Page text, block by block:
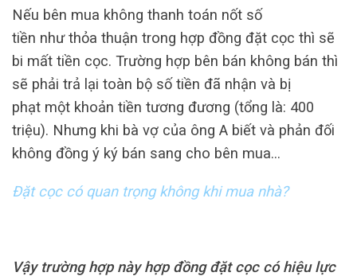
Nếu bên mua không thanh toán nốt số
tiền như thỏa thuận trong hợp đồng đặt cọc thì sẽ
bi mất tiền cọc. Trường hợp bên bán không bán thì
sẽ phải trả lại toàn bộ số tiền đã nhận và bị
phạt một khoản tiền tương đương (tổng là: 400
triệu). Nhưng khi bà vợ của ông A biết và phản đối
không đồng ý ký bán sang cho bên mua…
Đặt cọc có quan trọng không khi mua nhà?
Vậytrường hợp này hợp đồng đặt cọc có hiệu lực